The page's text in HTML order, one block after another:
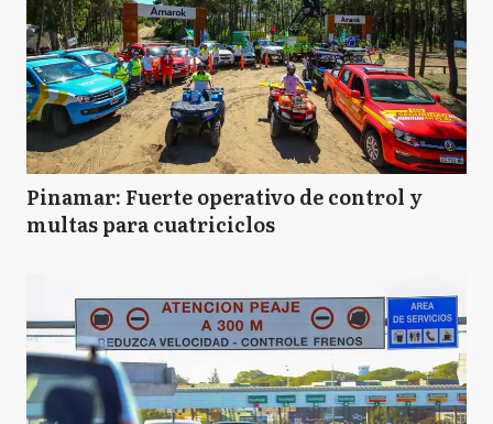
Pinamar: Fuerte operativo de control y
multas para cuatriciclos